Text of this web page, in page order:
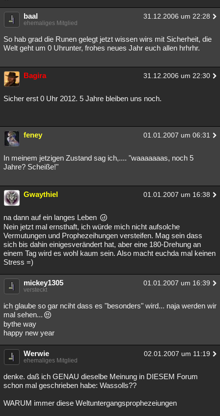
baal 31.12.2006 um 22:28
ehemaliges Mitglied
So hab grad die Runen gelegt jetzt wissen wirs mit Sicherheit, die
Welt geht um 0 Uhrunter, frohes neues Jahr euch allen hrhrhr.
Bagira 31.12.2006 um 22:30
Sicher erst 0 Uhr 2012. 5 Jahre bleiben uns noch.
feney 01.01.2007 um 06:31
In meinem jetzigen Zustand sag ich,.... "waaaaaaas, noch 5
Jahre? Scheiße!"
Gwaythiel 01.01.2007 um 16:38
na dann auf ein langes Leben
Nein jetzt mal ernsthaft, ich würde mich nicht aufsolche
Vermutungen und Prophezeihungen versteifen. Mag sein dass
sich bis dahin einigesverändert hat, aber eine 180-Drehung an
einem Tag wird es wohl kaum sein. Also macht euchda mal keinen
Stress =)
mickey1305 01.01.2007 um 16:39
versteckt
ich glaube so gar nciht dass es "besonders" wird... naja werden wir
mal sehen...
bythe way
happy new year
Werwie 02.01.2007 um 11:19
ehemaliges Mitglied
denke. daß ich GENAU dieselbe Meinung in DIESEM Forum
schon mal geschrieben habe: Wassolls??
WARUM immer diese Weltuntergangsprophezeiungen